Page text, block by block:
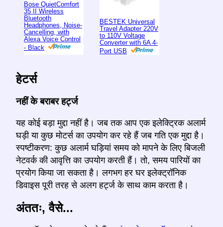
Bose QuietComfort
35 II Wireless
Bluetooth
Headphones, Noise-
Cancelling, with
Alexa Voice Control
- Black
BESTEK Universal
Travel Adapter 220V
to 110V Voltage
Converter with 6A 4-
Port USB
हेटर्स
नहीं के बराबर हर्ट्ज
यह कोई बड़ा मुद्दा नहीं है। जब तक आप एक इलेक्ट्रिक अलार्म
घड़ी या कुछ मोटर्स का उपयोग कर रहे हैं जब गति एक मुद्दा है।
स्पष्टीकरण: कुछ अलार्म घड़ियां समय को मापने के लिए बिजली
नेटवर्क की आवृत्ति का उपयोग करती हैं। तो, समय पारियों का
प्रयोग किया जा सकता है। लगभग हर घर इलेक्ट्रॉनिक
डिवाइस पूरी तरह से अलग हर्ट्ज के साथ काम करता है।
अंततः, वैसे...